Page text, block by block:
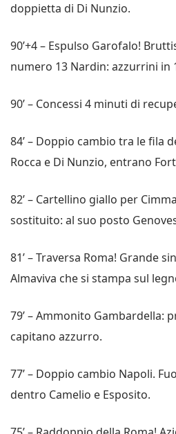
doppietta di Di Nunzio.
90’+4 – Espulso Garofalo!
numero 13 Nardin: azzurrini in
90’ – Concessi 4 minuti di
84’ – Doppio cambio tra le fila
Rocca e Di Nunzio, entrano
82’ – Cartellino giallo per
sostituito: al suo posto
81’ – Traversa Roma! Grande
Almaviva che si stampa sul
79’ – Ammonito Gambardella:
capitano azzurro.
77’ – Doppio cambio Napoli.
dentro Camelio e Esposito.